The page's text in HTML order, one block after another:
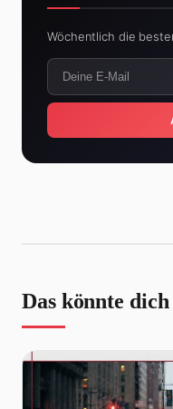
Wöchentlich die
Das könnte